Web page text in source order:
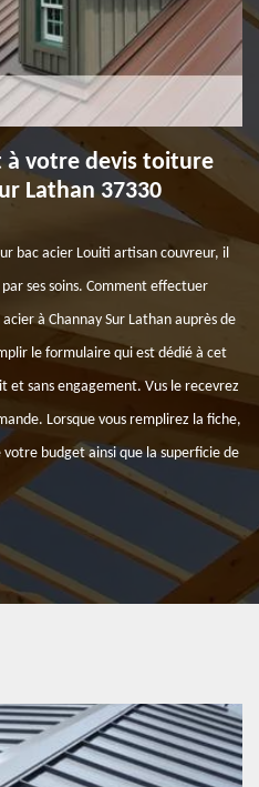
à votre devis toiture
Lathan 37330
bac acier Louiti artisan couvreur, il
ses soins. Comment effectuer
à Channay Sur Lathan auprès de
le formulaire qui est dédié à cet
et sans engagement. Vus le recevrez
Lorsque vous remplirez la fiche,
budget ainsi que la superficie de